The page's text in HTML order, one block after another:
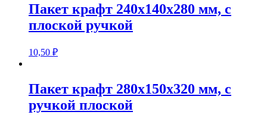
Пакет крафт 240х140х280 мм, с
плоской ручкой
10,50 ₽
Пакет крафт 280х150х320 мм, с
ручкой плоской